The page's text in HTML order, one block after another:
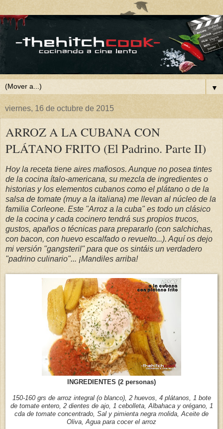
▼
viernes, 16 de octubre de 2015
ARROZ A LA CUBANA CON
PLÁTANO FRITO (El Padrino. Parte II)
Hoy la receta tiene aires mafiosos. Aunque no posea tintes
de la cocina ítalo-americana, su mezcla de ingredientes o
historias y los elementos cubanos como el plátano o de la
salsa de tomate (muy a la italiana) me llevan al núcleo de la
familia Corleone. Este "Arroz a la cuba" es todo un clásico
de la cocina y cada cocinero tendrá sus propios trucos,
gustos, apaños o técnicas para prepararlo (con salchichas,
con bacon, con huevo escalfado o revuelto...). Aquí os dejo
mi versión "gangsteril" para que os sintáis un verdadero
"padrino culinario"... ¡Mandiles arriba!
INGREDIENTES (2 personas)
150-160 grs de arroz integral (o blanco), 2 huevos, 4 plátanos, 1 bote
de tomate entero, 2 dientes de ajo, 1 cebolleta, Albahaca y orégano, 1
cda de tomate concentrado, Sal y pimienta negra molida, Aceite de
Oliva, Agua para cocer el arroz